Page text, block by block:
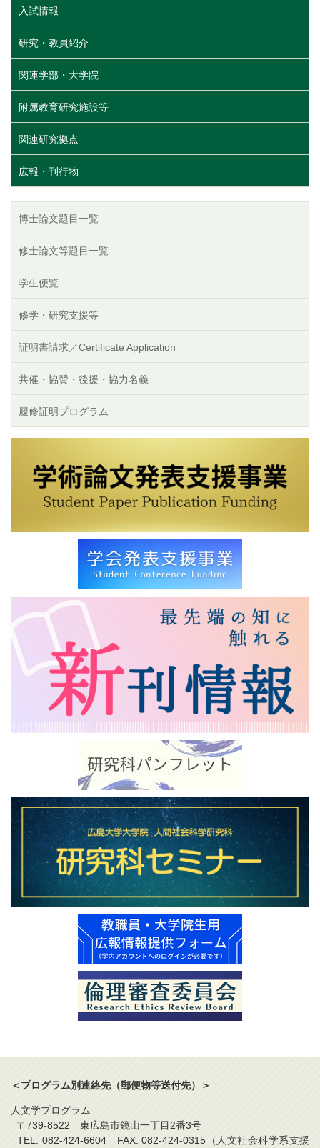
入試情報
研究・教員紹介
関連学部・大学院
附属教育研究施設等
関連研究拠点
広報・刊行物
博士論文題目一覧
修士論文等題目一覧
学生便覧
修学・研究支援等
証明書請求／Certificate Application
共催・協賛・後援・協力名義
履修証明プログラム
＜プログラム別連絡先（郵便物等送付先）＞
人文学プログラム
〒739-8522 東広島市鏡山一丁目2番3号
TEL. 082-424-6604 FAX. 082-424-0315（人文社会科学系支援